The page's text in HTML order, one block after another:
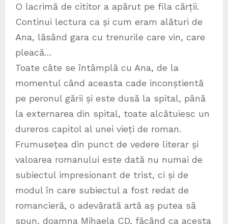
O lacrimă de cititor a apărut pe fila cărții.
Continui lectura ca și cum eram alături de
Ana, lăsând gara cu trenurile care vin, care
pleacă…
Toate câte se întâmplă cu Ana, de la
momentul când aceasta cade inconștientă
pe peronul gării și este dusă la spital, până
la externarea din spital, toate alcătuiesc un
dureros capitol al unei vieți de roman.
Frumusețea din punct de vedere literar și
valoarea romanului este dată nu numai de
subiectul impresionant de trist, ci și de
modul în care subiectul a fost redat de
romancieră, o adevărată artă aș putea să
spun, doamna Mihaela CD, făcând ca acesta